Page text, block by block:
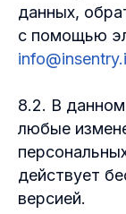
данных,
с помощью
8.2. В
любые
действует
версией.